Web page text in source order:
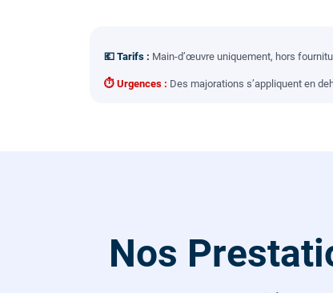
💶 Tarifs : Main-d’œuvre uniquement, hors
⏱ Urgences : Des majorations s’appliquent en
Nos